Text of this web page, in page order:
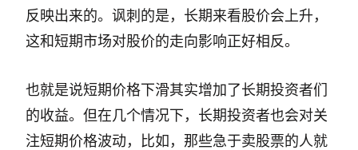
反映出来的。讽刺的是，长期来看股价会上升，
这和短期市场对股价的走向影响正好相反。
也就是说短期价格下滑其实增加了长期投资者们
的收益。但在几个情况下，长期投资者也会对关
注短期价格波动，比如，那些急于卖股票的人就